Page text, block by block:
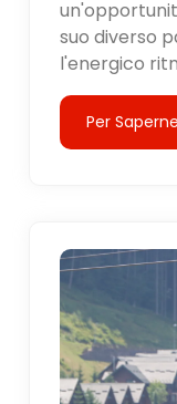
suo diverso
l'energico
Per